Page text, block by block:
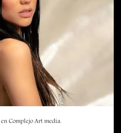
en Complejo Art media.